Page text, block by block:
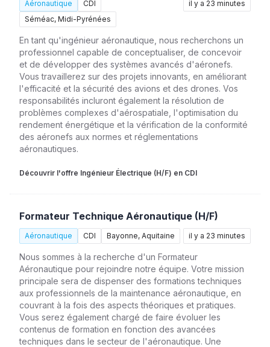
Aéronautique
CDI
Séméac, Midi-Pyrénées
il y a 23 minutes
En tant qu'ingénieur aéronautique, nous recherchons un
professionnel capable de conceptualiser, de concevoir
et de développer des systèmes avancés d'aéronefs.
Vous travaillerez sur des projets innovants, en améliorant
l'efficacité et la sécurité des avions et des drones. Vos
responsabilités incluront également la résolution de
problèmes complexes d'aérospatiale, l'optimisation du
rendement énergétique et la vérification de la conformité
des aéronefs aux normes et réglementations
aéronautiques.
Découvrir l'offre Ingénieur Électrique (H/F) en CDI
Formateur Technique Aéronautique (H/F)
Aéronautique CDI Bayonne, Aquitaine il y a 23 minutes
Nous sommes à la recherche d'un Formateur
Aéronautique pour rejoindre notre équipe. Votre mission
principale sera de dispenser des formations techniques
aux professionnels de la maintenance aéronautique, en
couvrant à la fois des aspects théoriques et pratiques.
Vous serez également chargé de faire évoluer les
contenus de formation en fonction des avancées
techniques dans le secteur de l'aéronautique. Une